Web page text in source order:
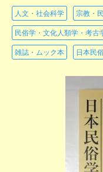
人文・社会科学 宗教・
民俗学・文化人類学・考古
雑誌・ムック本 日本民